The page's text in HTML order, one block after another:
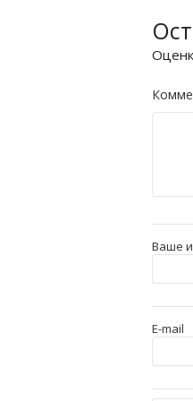
Ваше
E-mail